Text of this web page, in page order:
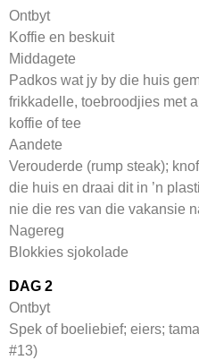
Ontbyt
Koffie en beskuit
Middagete
Padkos wat jy by die huis
frikkadelle, toebroodjies met
koffie of tee
Aandete
Verouderde (rump steak);
die huis en draai dit in ’n
nie die res van die vakansie
Nagereg
Blokkies sjokolade
DAG 2
Ontbyt
Spek of boeliebief; eiers;
#13)